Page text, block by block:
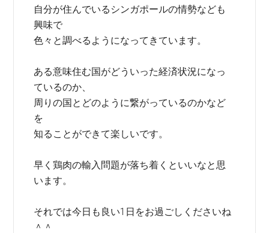
自分が住んでいるシンガポールの情勢なども
興味で
色々と調べるようになってきています。
ある意味住む国がどういった経済状況になっ
ているのか、
周りの国とどのように繋がっているのかなど
を
知ることができて楽しいです。
早く鶏肉の輸入問題が落ち着くといいなと思
います。
それでは今日も良い1日をお過ごしくださいね
＾＾